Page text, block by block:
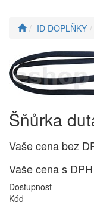
ID DOPLŇKY
Šňůrka
Vaše cena bez
Vaše cena s DPH
Dostupnost
Kód